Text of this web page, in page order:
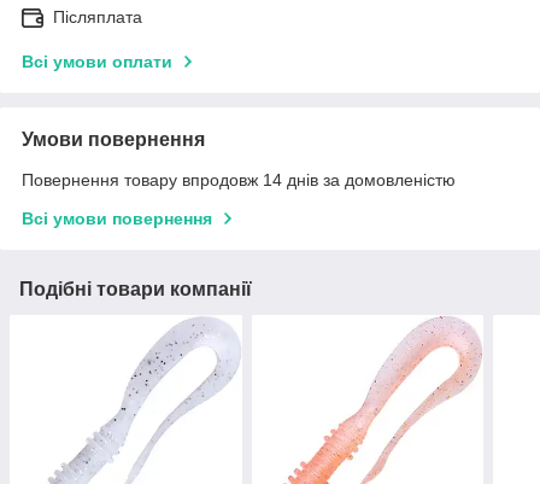
Післяплата
Всі умови оплати
Умови повернення
Повернення товару впродовж 14 днів за домовленістю
Всі умови повернення
Подібні товари компанії